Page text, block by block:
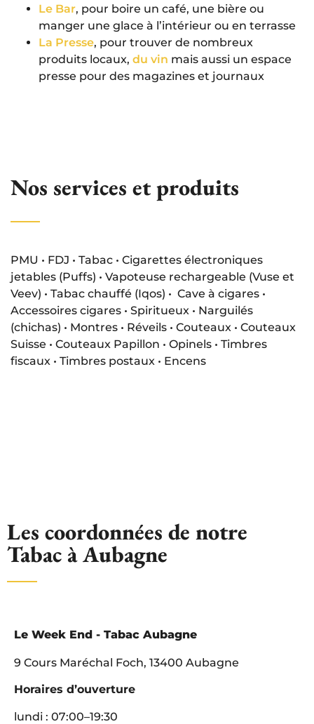
Le Bar, pour boire un café, une bière ou
manger une glace à l’intérieur ou en terrasse
La Presse, pour trouver de nombreux
produits locaux, du vin mais aussi un espace
presse pour des magazines et journaux
Nos services et produits
PMU • FDJ • Tabac • Cigarettes électroniques
jetables (Puffs) • Vapoteuse rechargeable (Vuse et
Veev) • Tabac chauffé (Iqos) • Cave à cigares •
Accessoires cigares • Spiritueux • Narguilés
(chichas) • Montres • Réveils • Couteaux • Couteaux
Suisse • Couteaux Papillon • Opinels • Timbres
fiscaux • Timbres postaux • Encens
Les coordonnées de notre
Tabac à Aubagne
Le Week End - Tabac Aubagne
9 Cours Maréchal Foch, 13400 Aubagne
Horaires d’ouverture
lundi : 07:00–19:30